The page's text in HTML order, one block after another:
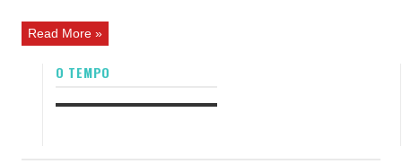
Read More »
O TEMPO